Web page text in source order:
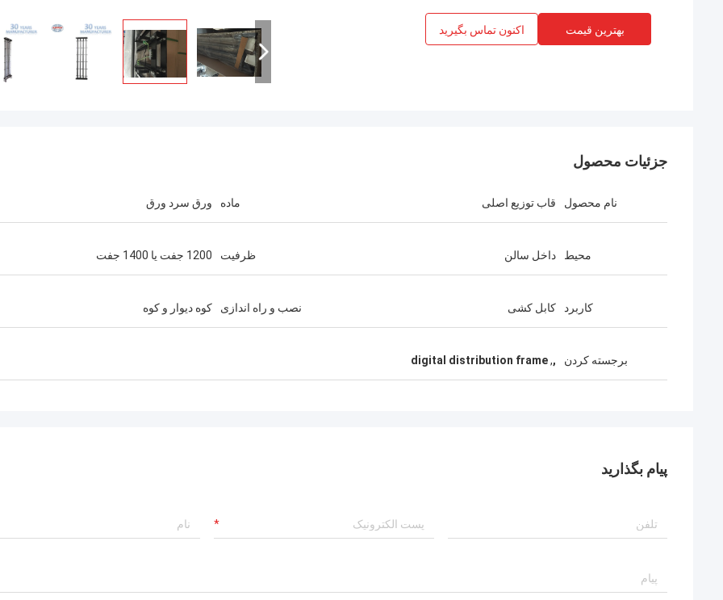
مشتری ما با کیفیت بسیار راضی است.
بهترین قیمت اکنون تماس بگیرید
جزئیات محصول
نام محصول قاب توزیع اصلی ماده ورق سرد ورق
محیط داخل سالن ظرفیت 1200 جفت یا 1400 جفت
کاربرد کابل کشی نصب و راه اندازی کوه دیوار و کوه
برجسته کردن ,
,
digital distribution frame
پیام بگذارید